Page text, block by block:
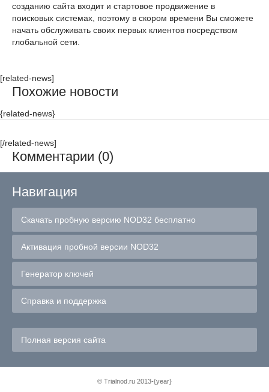
созданию сайта входит и стартовое продвижение в
поисковых системах, поэтому в скором времени Вы сможете
начать обслуживать своих первых клиентов посредством
глобальной сети.
[related-news]
Похожие новости
{related-news}
[/related-news]
Комментарии (0)
Навигация
Скачать пробную версию NOD32 бесплатно
Активация пробной версии NOD32
Генератор ключей
Справка и поддержка
Полная версия сайта
© Trialnod.ru 2013-{year}